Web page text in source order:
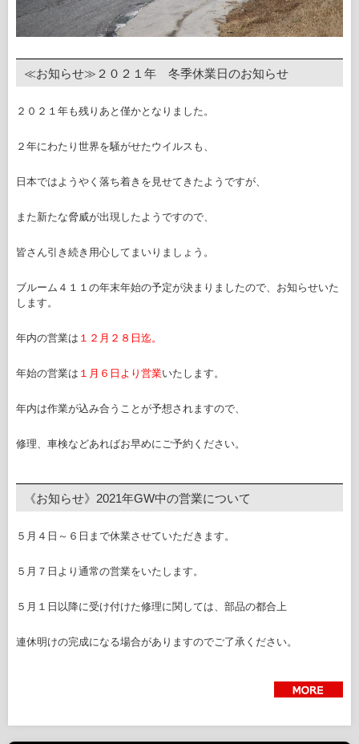
≪お知らせ≫２０２１年 冬季休業日のお知らせ
２０２１年も残りあと僅かとなりました。
２年にわたり世界を騒がせたウイルスも、
日本ではようやく落ち着きを見せてきたようですが、
また新たな脅威が出現したようですので、
皆さん引き続き用心してまいりましょう。
ブルーム４１１の年末年始の予定が決まりましたので、お知らせいた
します。
年内の営業は １２月２８日迄。
年始の営業は １月６日より営業いたします。
年内は作業が込み合うことが予想されますので、
修理、車検などあればお早めにご予約ください。
《お知らせ》2021年GW中の営業について
５月４日～６日まで休業させていただきます。
５月７日より通常の営業をいたします。
５月１日以降に受け付けた修理に関しては、部品の都合上
連休明けの完成になる場合がありますのでご了承ください。